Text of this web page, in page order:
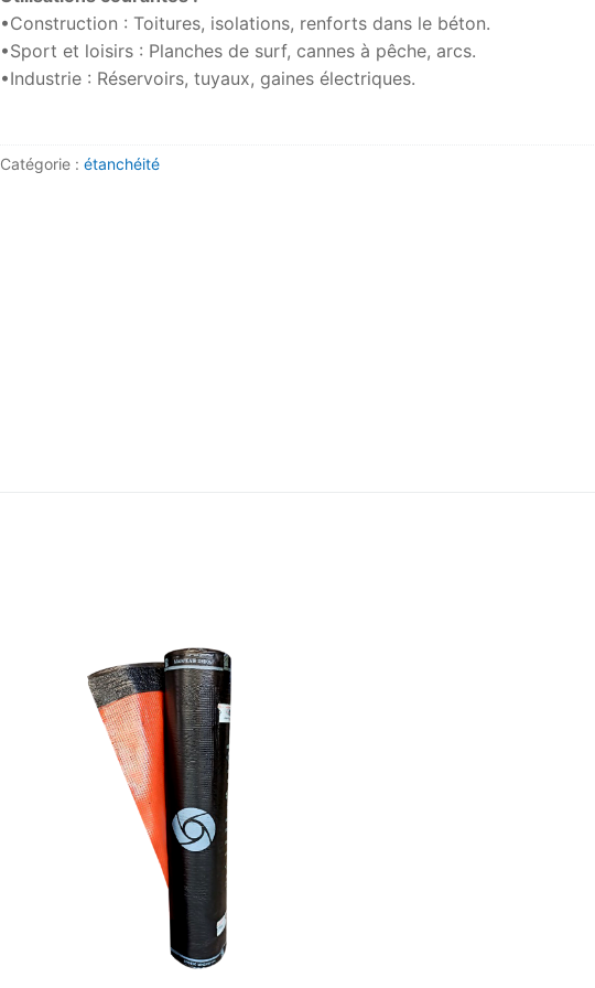
•Construction : Toitures, isolations, renforts dans le béton.
•Sport et loisirs : Planches de surf, cannes à pêche, arcs.
•Industrie : Réservoirs, tuyaux, gaines électriques.
Catégorie : étanchéité